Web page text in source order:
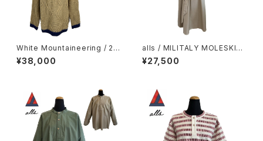
White Mountaineering / 2-
Tone Crew Neck Knit
¥38,000
alls / MILITALY MOLESKIN
DRESS
¥27,500